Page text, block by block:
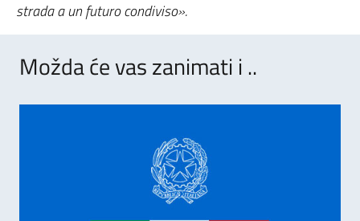
strada a un futuro condiviso».
Možda će vas zanimati i ..